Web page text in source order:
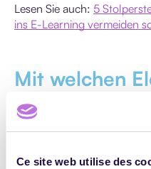
Ce site web utilise des
Lesen Sie auch: 5
ins E-Learning vermeiden
Mit welchen
Sie Ihr Video
hervorragendes Video.